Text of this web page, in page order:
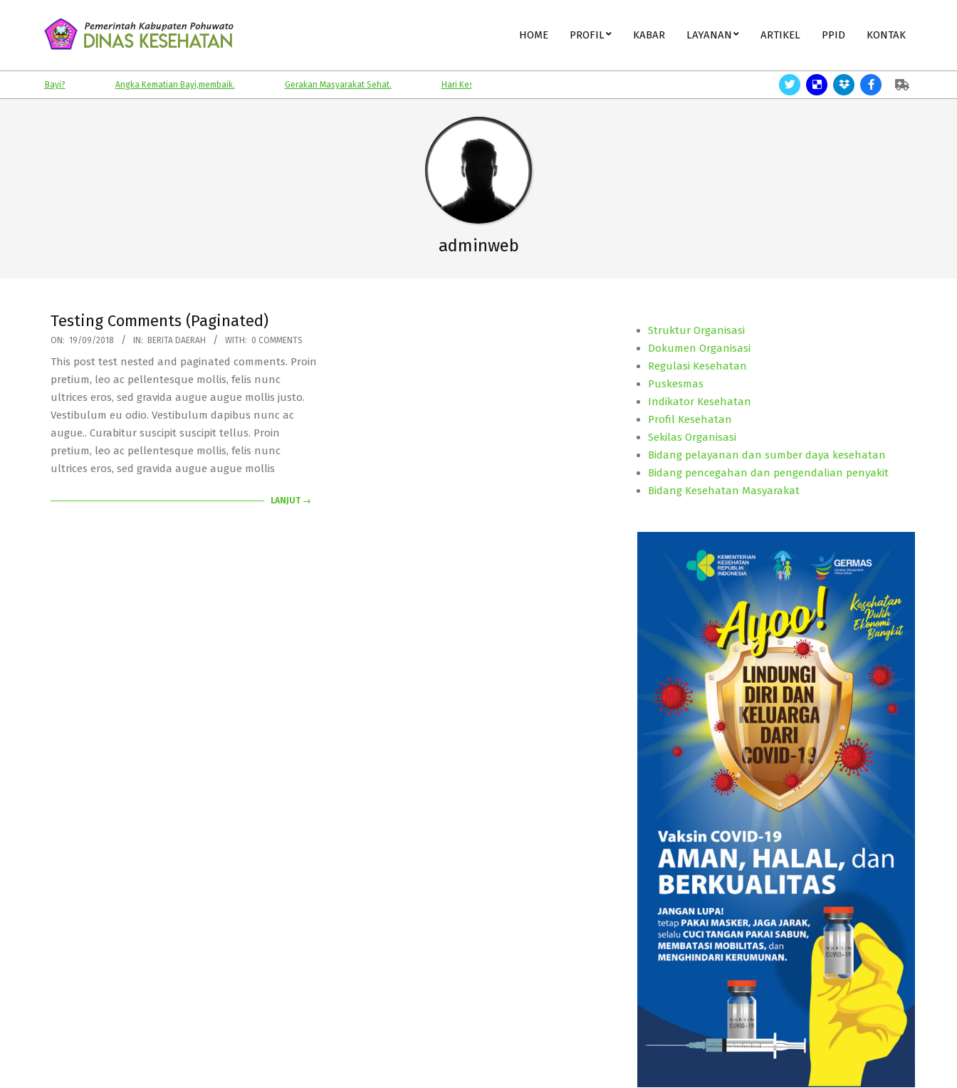
KABUPATEN
POHUWATO
HOME PROFIL KABAR LAYANAN ARTIKEL PPID KONTAK
Angka Kematian Bayi,membaik. Gerakan Masyarakat Sehat. Hari Kesehatan Nasional. Angka Kematian Bayi,membaik.
adminweb
Testing Comments (Paginated)
2018-
09-
19
ON: 19/09/2018 IN: BERITA DAERAH WITH: 0 COMMENTS
This post test nested and paginated comments. Proin
pretium, leo ac pellentesque mollis, felis nunc
ultrices eros, sed gravida augue augue mollis justo.
Vestibulum eu odio. Vestibulum dapibus nunc ac
augue.. Curabitur suscipit suscipit tellus. Proin
pretium, leo ac pellentesque mollis, felis nunc
ultrices eros, sed gravida augue augue mollis
LANJUT →
Struktur Organisasi
Dokumen Organisasi
Regulasi Kesehatan
Puskesmas
Indikator Kesehatan
Profil Kesehatan
Sekilas Organisasi
Bidang pelayanan dan sumber daya kesehatan
Bidang pencegahan dan pengendalian penyakit
Bidang Kesehatan Masyarakat